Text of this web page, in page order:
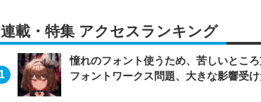
連載・特集 アクセスランキング
憧れのフォント使うため、苦しいとこ
フォントワークス問題、大きな影響受